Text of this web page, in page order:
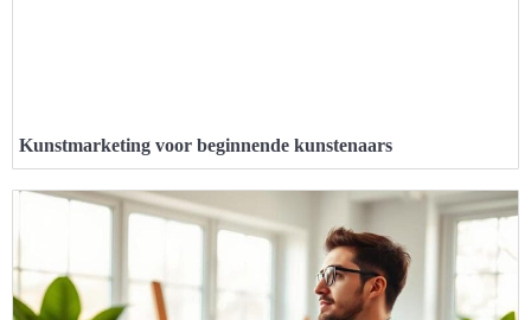
Kunstmarketing voor beginnende kunstenaars